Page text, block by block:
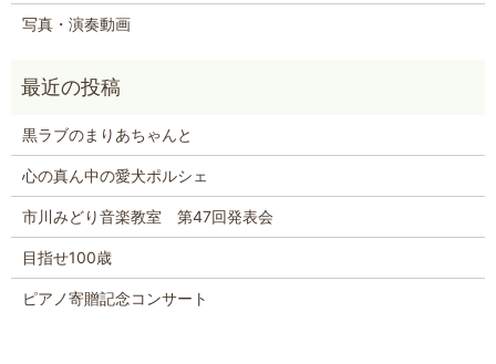
写真・演奏動画
黒ラブのまりあちゃんと
心の真ん中の愛犬ポルシェ
市川みどり音楽教室 第47回発表会
目指せ100歳
ピアノ寄贈記念コンサート